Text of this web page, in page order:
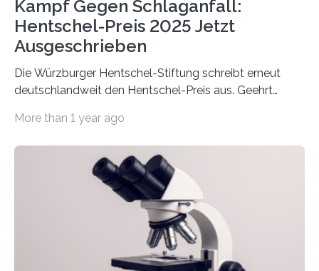
Kampf Gegen Schlaganfall:
Hentschel-Preis 2025 Jetzt
Ausgeschrieben
Die Würzburger Hentschel-Stiftung schreibt erneut
deutschlandweit den Hentschel-Preis aus. Geehrt
hochrangige wissenschaftliche Publikation zum Thema
Schlaganfall“ mit Sitz in Würzburg fördert die
Schlaganfallforschung, um die Behandlung der
Betroffenen zu verbessern. Dazu schreibt sie auch in
diesem Jahr wieder deutschlandweit den Hentschel-
Preis aus. Er richtet sich gezielt an jüngere
Forscherinnen und Forscher unter 40 Jahren. Geehrt
werden soll eine herausragende Doktorarbeit oder eine
More than 1 year ago